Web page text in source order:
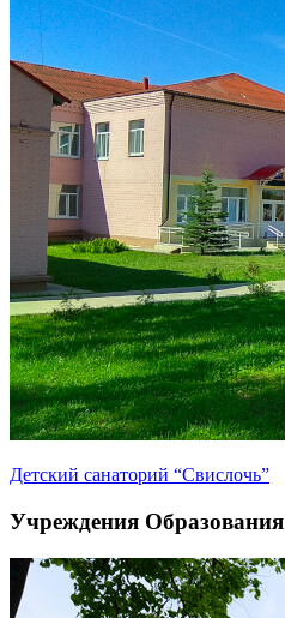
Детский санаторий “Свислочь”
Учреждения Образования